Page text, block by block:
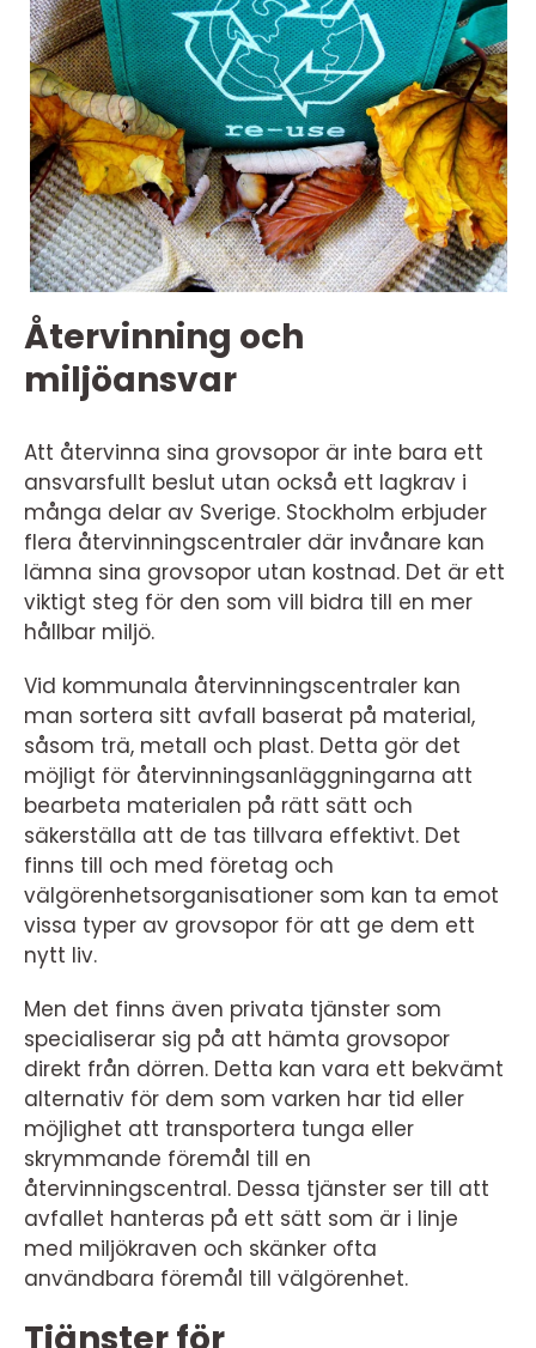
Återvinning och
miljöansvar
Att återvinna sina grovsopor är inte bara ett
ansvarsfullt beslut utan också ett lagkrav i
många delar av Sverige. Stockholm erbjuder
flera återvinningscentraler där invånare kan
lämna sina grovsopor utan kostnad. Det är ett
viktigt steg för den som vill bidra till en mer
hållbar miljö.
Vid kommunala återvinningscentraler kan
man sortera sitt avfall baserat på material,
såsom trä, metall och plast. Detta gör det
möjligt för återvinningsanläggningarna att
bearbeta materialen på rätt sätt och
säkerställa att de tas tillvara effektivt. Det
finns till och med företag och
välgörenhetsorganisationer som kan ta emot
vissa typer av grovsopor för att ge dem ett
nytt liv.
Men det finns även privata tjänster som
specialiserar sig på att hämta grovsopor
direkt från dörren. Detta kan vara ett bekvämt
alternativ för dem som varken har tid eller
möjlighet att transportera tunga eller
skrymmande föremål till en
återvinningscentral. Dessa tjänster ser till att
avfallet hanteras på ett sätt som är i linje
med miljökraven och skänker ofta
användbara föremål till välgörenhet.